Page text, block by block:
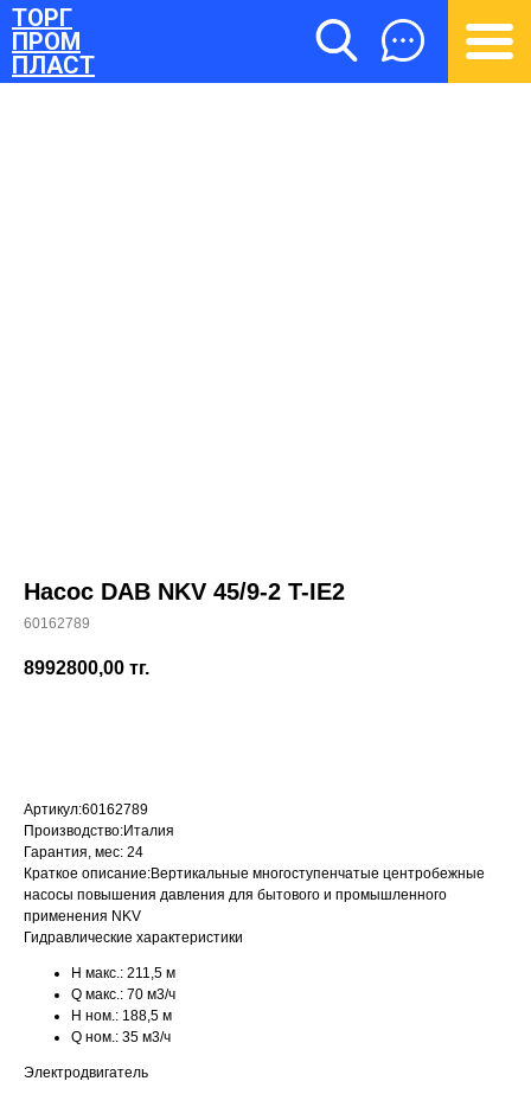
ТОРГ
ПРОМ
ПЛАСТ
(700) 730-70-73
Насос DAB NKV 45/9-2 T-IE2
60162789
8992800,00 тг.
Артикул:60162789
Производство:Италия
Гарантия, мес: 24
Краткое описание:Вертикальные многоступенчатые центробежные
насосы повышения давления для бытового и промышленного
применения NKV
Гидравлические характеристики
H макс.: 211,5 м
Q макс.: 70 м3/ч
H ном.: 188,5 м
Q ном.: 35 м3/ч
Электродвигатель